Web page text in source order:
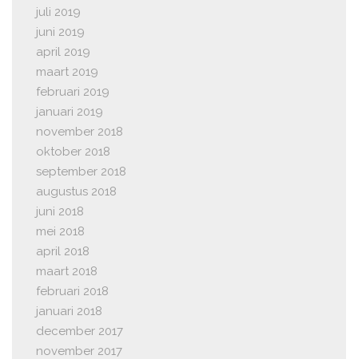
juli 2019
juni 2019
april 2019
maart 2019
februari 2019
januari 2019
november 2018
oktober 2018
september 2018
augustus 2018
juni 2018
mei 2018
april 2018
maart 2018
februari 2018
januari 2018
december 2017
november 2017